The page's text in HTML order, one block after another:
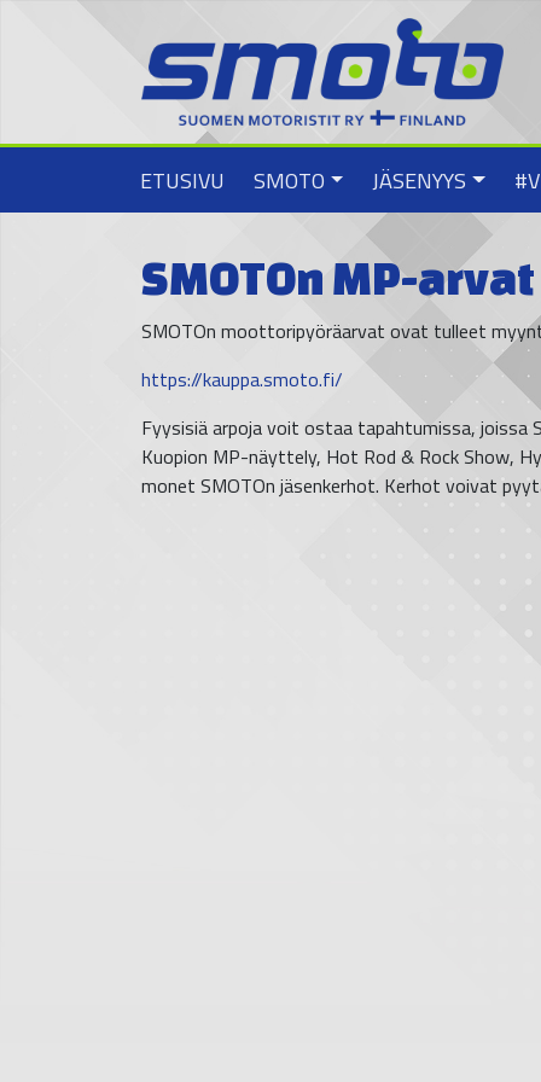
ETUSIVU SMOTO JÄSENYYS
SMOTOn MP-
SMOTOn moottoripyöräarvat ovat tulleet
https://kauppa.smoto.fi/
Fyysisiä arpoja voit ostaa tapahtumissa, joissa
Kuopion MP-näyttely, Hot Rod & Rock Show,
monet SMOTOn jäsenkerhot. Kerhot voivat